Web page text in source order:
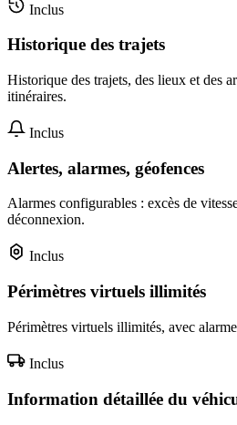
Inclus
Historique des trajets
Historique des trajets, des lieux et des
itinéraires.
Inclus
Alertes, alarmes, géofences
Alarmes configurables : excès de
déconnexion.
Inclus
Périmètres virtuels illimités
Périmètres virtuels illimités, avec
Inclus
Information détaillée du